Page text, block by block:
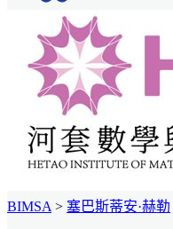
BIMSA > 塞巴斯蒂安·赫勒